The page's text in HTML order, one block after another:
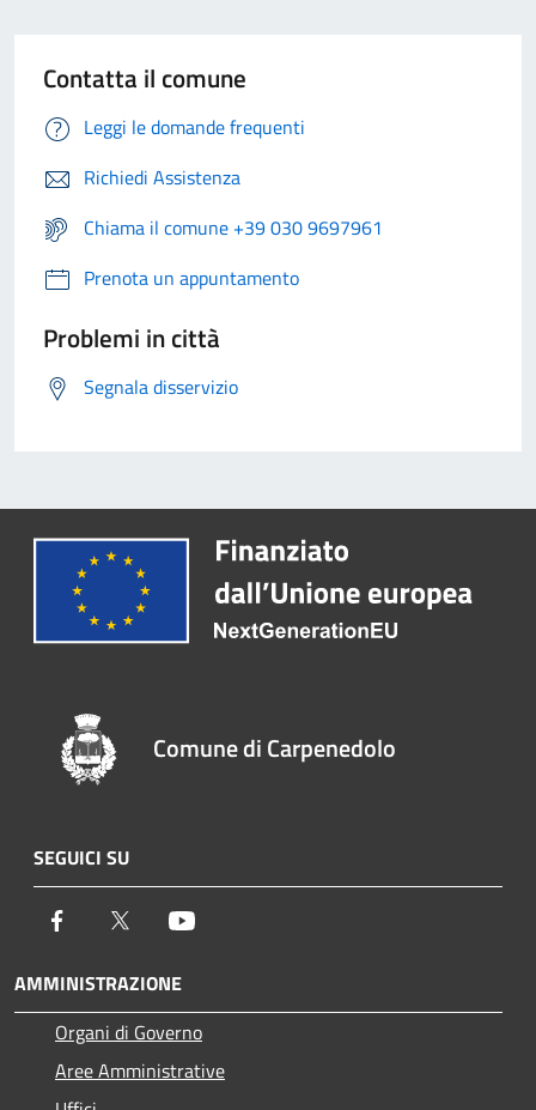
Contatta il comune
Leggi le domande frequenti
Richiedi Assistenza
Chiama il comune +39 030 9697961
Prenota un appuntamento
Problemi in città
Segnala disservizio
Comune di Carpenedolo
SEGUICI SU
Facebook Twitter
AMMINISTRAZIONE
Organi di Governo
Aree Amministrative